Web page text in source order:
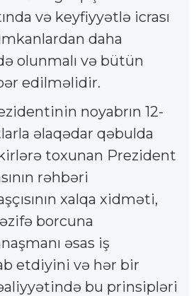
və keyfiyyətlə icrası
daha
olunmalı və bütün
edilməlidir.
noyabrın 12-
əlaqədar qəbulda
toxunan Prezident
rəhbəri
xalqa xidməti,
borcuna
əsas iş
etdiyini və hər bir
bu prinsipləri